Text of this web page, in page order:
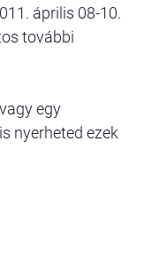
április 08-10.
további
egy
nyerheted ezek